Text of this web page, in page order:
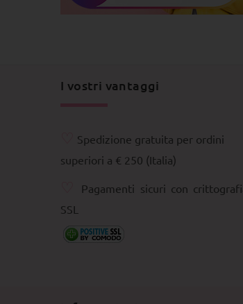
I vostri vantaggi
Spedizione gratuita per ordini
superiori a € 250 (Italia)
Pagamenti sicuri con
SSL